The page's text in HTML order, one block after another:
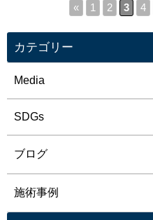
« 1 2 3 4
カテゴリー
Media
SDGs
ブログ
施術事例